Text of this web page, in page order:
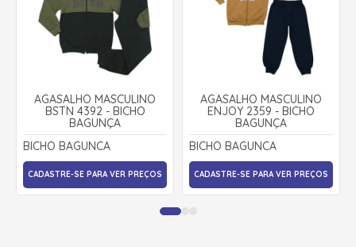
AGASALHO MASCULINO
BSTN 4392 - BICHO
BAGUNÇA
BICHO BAGUNCA
CADASTRE-SE PARA VER PREÇOS
AGASALHO MASCULINO
ENJOY 2359 - BICHO
BAGUNÇA
BICHO BAGUNCA
CADASTRE-SE PARA VER PREÇOS